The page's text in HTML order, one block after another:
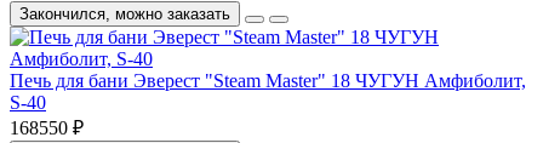
Закончился, можно заказать
Печь для бани Эверест "Steam Master" 18 ЧУГУН Амфиболит,
S-40
168550 ₽